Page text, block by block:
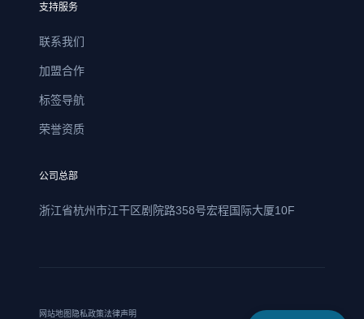
支持服务
联系我们
加盟合作
标签导航
荣誉资质
公司总部
浙江省杭州市江干区剧院路358号宏程国际大厦10F
网站地图 隐私政策法律声明